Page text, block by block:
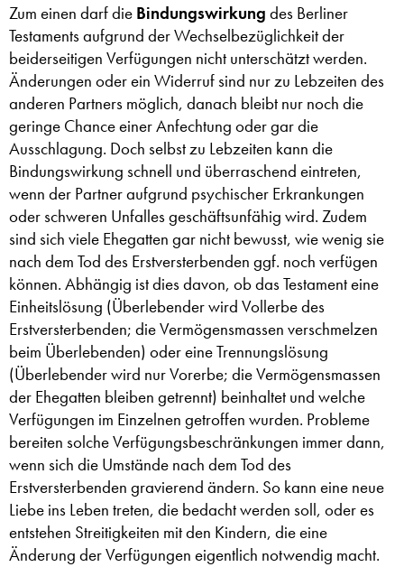
Zum einen darf die Bindungswirkung des Berliner
Testaments aufgrund der Wechselbezüglichkeit der
beiderseitigen Verfügungen nicht unterschätzt werden.
Änderungen oder ein Widerruf sind nur zu Lebzeiten des
anderen Partners möglich, danach bleibt nur noch die
geringe Chance einer Anfechtung oder gar die
Ausschlagung. Doch selbst zu Lebzeiten kann die
Bindungswirkung schnell und überraschend eintreten,
wenn der Partner aufgrund psychischer Erkrankungen
oder schweren Unfalles geschäftsunfähig wird. Zudem
sind sich viele Ehegatten gar nicht bewusst, wie wenig sie
nach dem Tod des Erstversterbenden ggf. noch verfügen
können. Abhängig ist dies davon, ob das Testament eine
Einheitslösung (Überlebender wird Vollerbe des
Erstversterbenden; die Vermögensmassen verschmelzen
beim Überlebenden) oder eine Trennungslösung
(Überlebender wird nur Vorerbe; die Vermögensmassen
der Ehegatten bleiben getrennt) beinhaltet und welche
Verfügungen im Einzelnen getroffen wurden. Probleme
bereiten solche Verfügungsbeschränkungen immer dann,
wenn sich die Umstände nach dem Tod des
Erstversterbenden gravierend ändern. So kann eine neue
Liebe ins Leben treten, die bedacht werden soll, oder es
entstehen Streitigkeiten mit den Kindern, die eine
Änderung der Verfügungen eigentlich notwendig macht.